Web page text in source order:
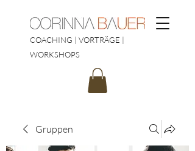
COACHING | VORTRÄGE |
WORKSHOPS
Gruppen